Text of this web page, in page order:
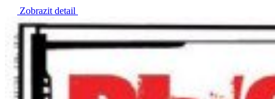
Zobrazit detail